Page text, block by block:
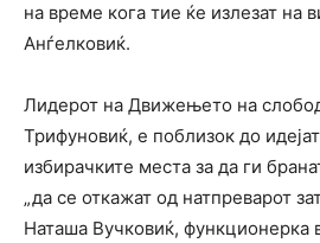
на време кога тие ќе излезат на
Анѓелковиќ.
Лидерот на Движењето на
Трифуновиќ, е поблизок до
избирачките места за да ги
„да се откажат од натпреварот
Наташа Вучковиќ, функционерка